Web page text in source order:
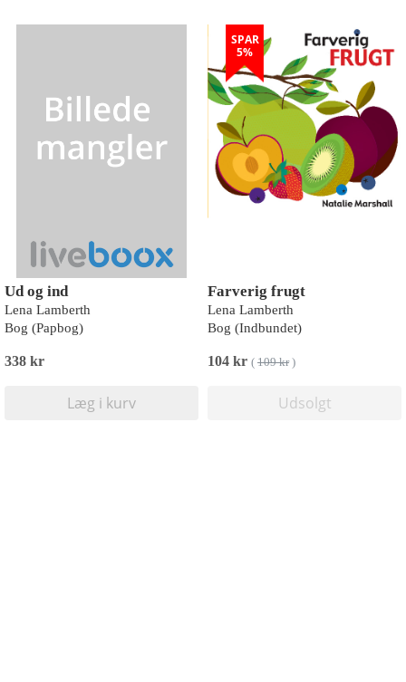
Ud og ind
Lena Lamberth
Bog (Papbog)
338 kr
Læg i kurv
SPAR
5%
Farverig frugt
Lena Lamberth
Bog (Indbundet)
104 kr ( 109 kr)
Udsolgt